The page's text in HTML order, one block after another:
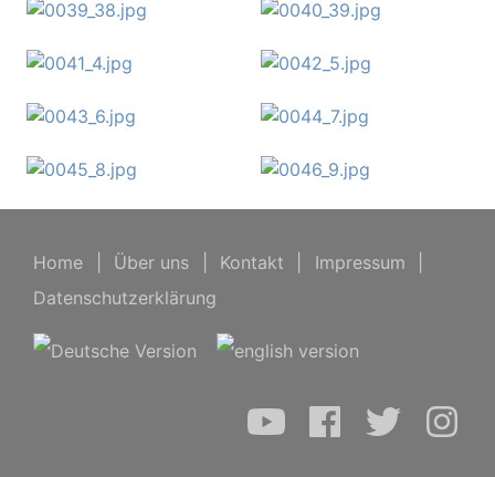
Home Über uns Kontakt Impressum
Datenschutzerklärung